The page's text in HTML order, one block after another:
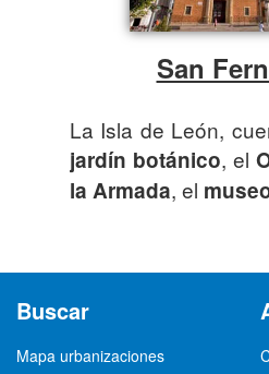
San
La Isla de León,
jardín botánico, el
la Armada, el
Buscar
Mapa urbanizaciones